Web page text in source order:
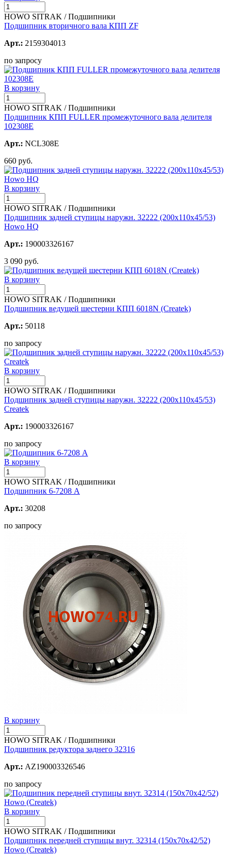
HOWO SITRAK / Подшипники
Подшипник вторичного вала КПП ZF
Арт.: 2159304013
по запросу
В корзину
HOWO SITRAK / Подшипники
Подшипник КПП FULLER промежуточного вала делителя
102308E
Арт.: NCL308E
660 руб.
В корзину
HOWO SITRAK / Подшипники
Подшипник задней ступицы наружн. 32222 (200х110х45/53)
Howo HQ
Арт.: 190003326167
3 090 руб.
В корзину
HOWO SITRAK / Подшипники
Подшипник ведущей шестерни КПП 6018N (Createk)
Арт.: 50118
по запросу
В корзину
HOWO SITRAK / Подшипники
Подшипник задней ступицы наружн. 32222 (200х110х45/53)
Createk
Арт.: 190003326167
по запросу
В корзину
HOWO SITRAK / Подшипники
Подшипник 6-7208 А
Арт.: 30208
по запросу
В корзину
HOWO SITRAK / Подшипники
Подшипник редуктора заднего 32316
Арт.: AZ190003326546
по запросу
В корзину
HOWO SITRAK / Подшипники
Подшипник передней ступицы внут. 32314 (150х70х42/52)
Howo (Createk)